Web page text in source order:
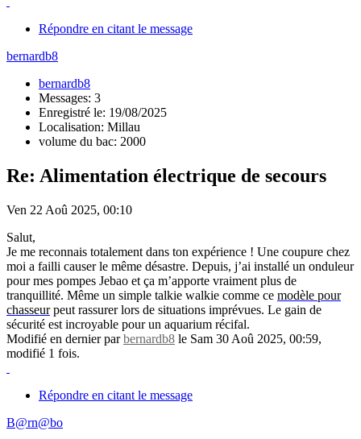
Répondre en citant le message
bernardb8
bernardb8
Messages: 3
Enregistré le: 19/08/2025
Localisation: Millau
volume du bac: 2000
Re: Alimentation électrique de secours
Ven 22 Aoû 2025, 00:10
Salut,
Je me reconnais totalement dans ton expérience ! Une coupure chez
moi a failli causer le même désastre. Depuis, j’ai installé un onduleur
pour mes pompes Jebao et ça m’apporte vraiment plus de
tranquillité. Même un simple talkie walkie comme ce modèle pour
chasseurpeut rassurer lors de situations imprévues. Le gain de
sécurité est incroyable pour un aquarium récifal.
Modifié en dernier parbernardb8 le Sam 30 Aoû 2025, 00:59,
modifié 1 fois.
Répondre en citant le message
B@rn@bo